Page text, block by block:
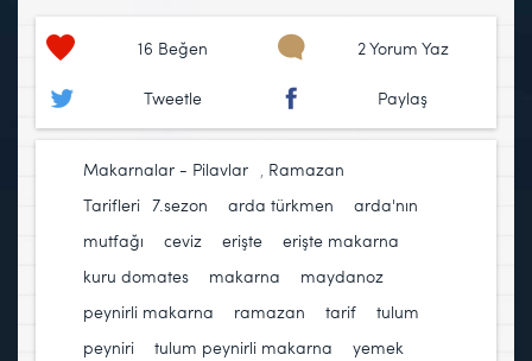
16 Beğen 2 Yorum Yaz
Tweetle Paylaş
Makarnalar - Pilavlar
Ramazan
Tarifleri 7.sezon arda türkmen
arda'nın
mutfağı
ceviz erişte erişte makarna
kuru domates
makarna maydanoz
peynirli makarna
ramazan tarif
tulum
peyniri
tulum peynirli makarna yemek